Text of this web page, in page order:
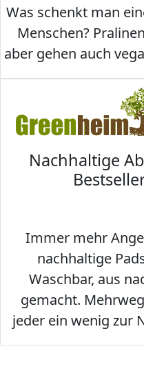
Was schenkt man
Menschen?
aber gehen auch
Nachhaltige
Immer mehr
nachhaltige
Waschbar, aus
gemacht.
jeder ein wenig zur